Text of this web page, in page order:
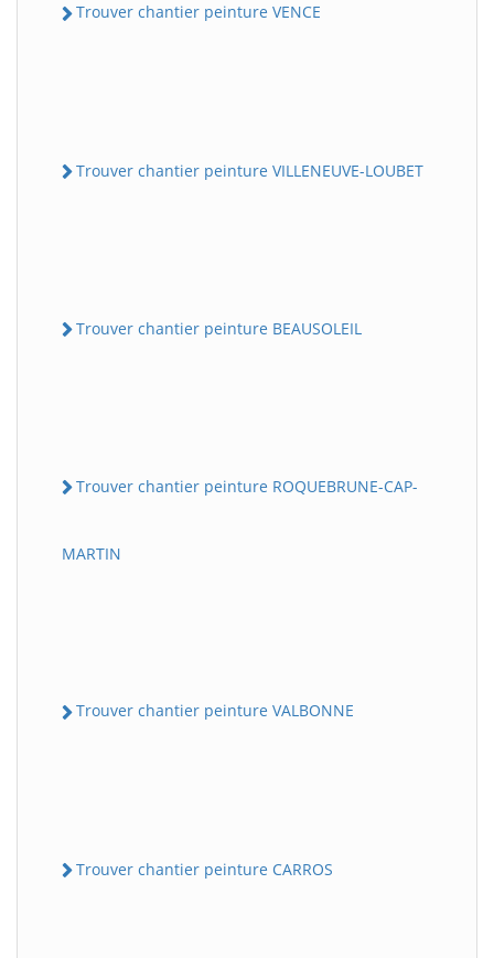
Trouver chantier peinture VENCE
Trouver chantier peinture VILLENEUVE-LOUBET
Trouver chantier peinture BEAUSOLEIL
Trouver chantier peinture ROQUEBRUNE-CAP-
MARTIN
Trouver chantier peinture VALBONNE
Trouver chantier peinture CARROS